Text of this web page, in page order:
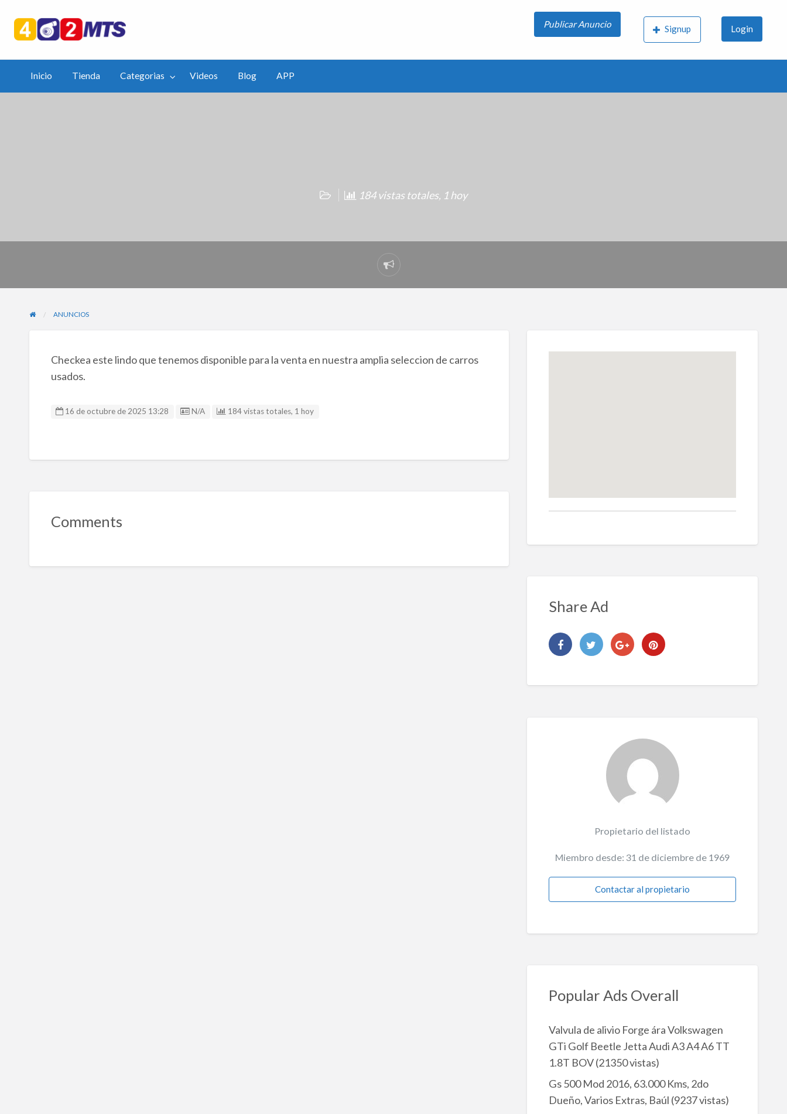
Videos Blog APP
Publicar Anuncio Signup Login
Inicio Tienda Categorias Videos Blog APP
184 vistas totales, 1 hoy
Reportar
problema
ANUNCIOS
Checkea este lindo que tenemos disponible para la venta en nuestra amplia seleccion de carros
usados.
16 de octubre de 2025 13:28 Listing ID
N/A 184 vistas totales, 1 hoy
Comments
Share Ad
Propietario del listado
Miembro desde: 31 de diciembre de 1969
Contactar al propietario
Popular Ads Overall
Valvula de alivio Forge ára Volkswagen
GTi Golf Beetle Jetta Audi A3 A4 A6 TT
1.8T BOV(21350 vistas)
Gs 500 Mod 2016, 63.000 Kms, 2do
Dueño, Varios Extras, Baúl (9237 vistas)